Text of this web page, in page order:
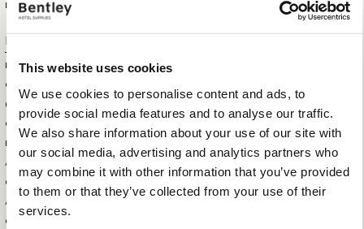
This website uses cookies
We use cookies to personalise content and ads, to
provide social media features and to analyse our traffic.
We also share information about your use of our site with
our social media, advertising and analytics partners who
may combine it with other information that you’ve provided
to them or that they’ve collected from your use of their
services.
MAX. KAPAZITÄT
Logistische Informationen
HS CODE
44209099
GRÖSSE DER AUSSENBOX (B
XTXH)
GEWICHT DER AUSSENBOX
BRUTTOGEWICHT DES
ARTIKELS
GESAMTMENGE IN DER
AUSSENBOX
GESAMTMENGE PRO PALETTE